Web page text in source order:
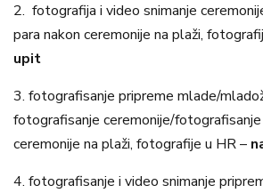
2. fotografija i video snimanje
para nakon ceremonije na plaži,
upit
3. fotografisanje pripreme mlade/
fotografisanje ceremonije/fotografisanje
ceremonije na plaži, fotografije u HR –
4. fotografisanje i video snimanje